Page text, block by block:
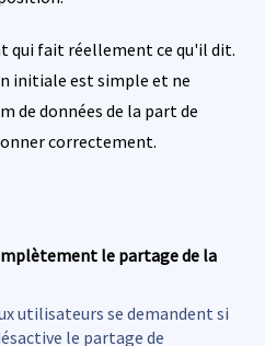
qui fait réellement ce qu'il dit.
initiale est simple et ne
de données de la part de
correctement.
le partage de la
utilisateurs se demandent si
le partage de